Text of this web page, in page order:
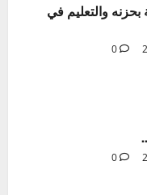
والتعليم في
0
0